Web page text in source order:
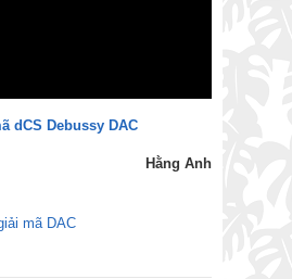
dCS Debussy DAC
Hằng Anh
mã DAC